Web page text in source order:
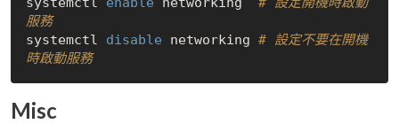
服務
systemctl disable networking # 設定不要在開機
時啟動服務
Misc